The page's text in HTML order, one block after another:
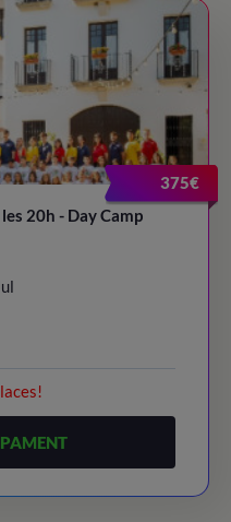
375€
20h - Day Camp